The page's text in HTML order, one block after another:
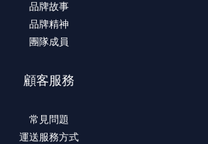
品牌故事
品牌精神
團隊成員
顧客服務
常見問題
運送服務方式